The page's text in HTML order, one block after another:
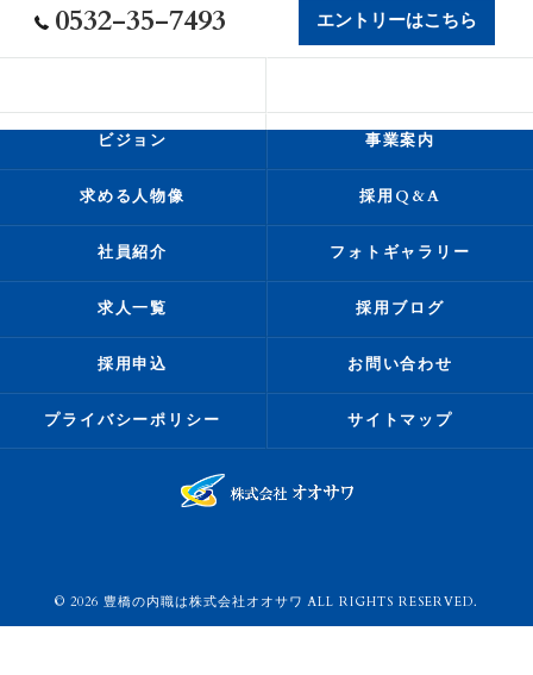
0532-35-7493 エントリーはこちら
ビジョン 事業案内
求める人物像 採用Q&A
社員紹介 フォトギャラリー
求人一覧 採用ブログ
採用申込 お問い合わせ
プライバシーポリシー サイトマップ
© 2026 豊橋の内職は株式会社オオサワ ALL RIGHTS RESERVED.